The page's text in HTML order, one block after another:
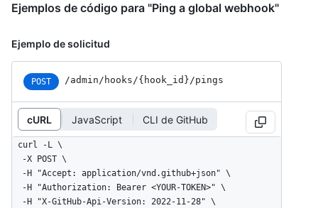
Ejemplos de código para "Ping a global webhook"
Ejemplo de solicitud
POST /admin/hooks/{hook_ id}/pings
cURL JavaScript CLI de GitHub
curl -L \